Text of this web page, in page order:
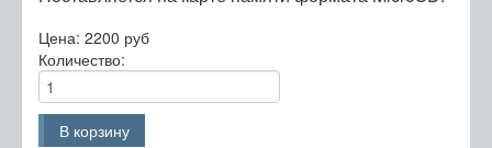
Цена: 2200 руб
Количество: